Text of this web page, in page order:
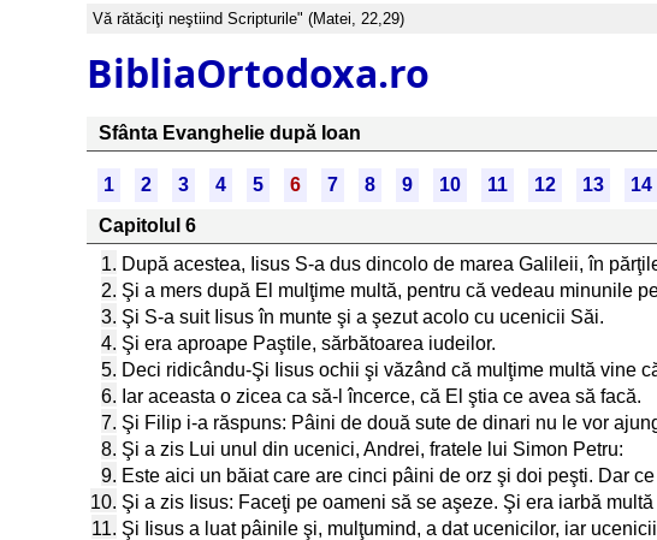
Vă rătăciţi neştiind Scripturile" (Matei, 22,29)
BibliaOrtodoxa.ro
Sfânta Evanghelie după Ioan
1 2 3 4 5 6 7 8 9 10 11 12 13 14
Capitolul 6
1. După acestea, Iisus S-a dus dincolo de marea Galileii, în
2. Şi a mers după El mulţime multă, pentru că vedeau minunile
3. Şi S-a suit Iisus în munte şi a şezut acolo cu ucenicii Săi.
4. Şi era aproape Paştile, sărbătoarea iudeilor.
5. Deci ridicându-Şi Iisus ochii şi văzând că mulţime multă vine
6. Iar aceasta o zicea ca să-l încerce, că El ştia ce avea să facă.
7. Şi Filip i-a răspuns: Pâini de două sute de dinari nu le vor
8. Şi a zis Lui unul din ucenici, Andrei, fratele lui Simon Petru:
9. Este aici un băiat care are cinci pâini de orz şi doi peşti. Dar
10. Şi a zis Iisus: Faceţi pe oameni să se aşeze. Şi era iarbă
11. Şi Iisus a luat pâinile şi, mulţumind, a dat ucenicilor, iar